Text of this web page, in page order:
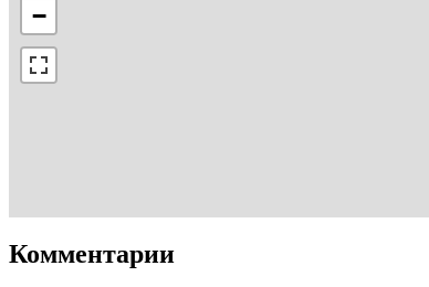
−
Комментарии